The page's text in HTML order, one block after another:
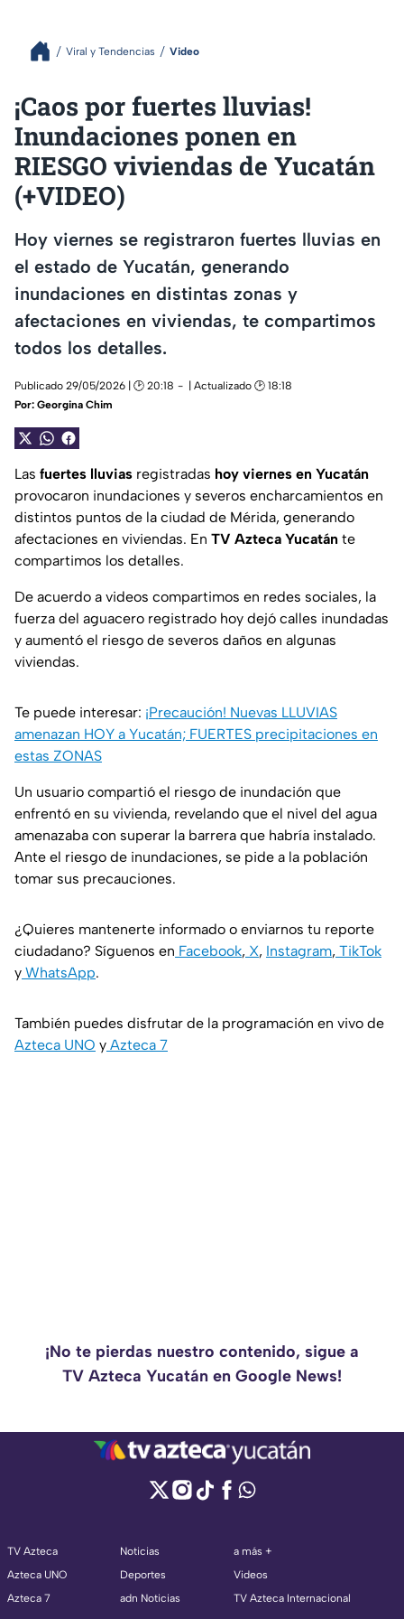
Viral y Tendencias Video
¡Caos por fuertes lluvias!
Inundaciones ponen en
RIESGO viviendas de Yucatán
(+VIDEO)
Hoy viernes se registraron fuertes lluvias en
el estado de Yucatán, generando
inundaciones en distintas zonas y
afectaciones en viviendas, te compartimos
todos los detalles.
Publicado 29/05/2026 | 🕑 20:18
| Actualizado 🕑 18:18
Por: Georgina Chim
Las fuertes lluvias registradas hoy viernes en Yucatán
provocaron inundaciones y severos encharcamientos en
distintos puntos de la ciudad de Mérida, generando
afectaciones en viviendas. En TV Azteca Yucatán te
compartimos los detalles.
De acuerdo a videos compartimos en redes sociales, la
fuerza del aguacero registrado hoy dejó calles inundadas
y aumentó el riesgo de severos daños en algunas
viviendas.
Te puede interesar: ¡Precaución! Nuevas LLUVIAS
amenazan HOY a Yucatán; FUERTES precipitaciones en
estas ZONAS
Un usuario compartió el riesgo de inundación que
enfrentó en su vivienda, revelando que el nivel del agua
amenazaba con superar la barrera que habría instalado.
Ante el riesgo de inundaciones, se pide a la población
tomar sus precauciones.
¿Quieres mantenerte informado o enviarnos tu reporte
ciudadano? Síguenos en Facebook, X, Instagram, TikTok
y WhatsApp.
También puedes disfrutar de la programación en vivo de
Azteca UNO y Azteca 7
¡No te pierdas nuestro contenido, sigue a
TV Azteca Yucatán en Google News!
TV Azteca
Azteca UNO
Azteca 7
Noticias
Deportes
adn Noticias
a más +
Videos
TV Azteca Internacional